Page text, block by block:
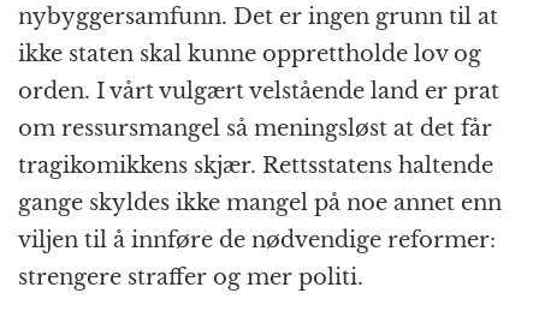
nybyggersamfunn. Det er ingen grunn til at
ikke staten skal kunne opprettholde lov og
orden. I vårt vulgært velstående land er prat
om ressursmangel så meningsløst at det får
tragikomikkens skjær. Rettsstatens haltende
gange skyldes ikke mangel på noe annet enn
viljen til å innføre de nødvendige reformer:
strengere straffer og mer politi.